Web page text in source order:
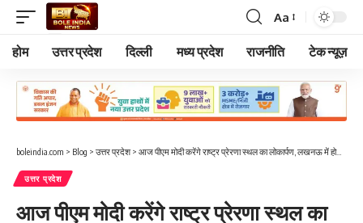
Font
Resizer
Aa
होम उत्तर प्रदेश दिल्ली मध्य प्रदेश राजनीति टेक न्यूज़
boleindia.com > Blog > उत्तर प्रदेश> आज पीएम मोदी करेंगे राष्ट्र प्रेरणा स्थल का लोकार्पण, लखनऊ में होगा भव्य आयोजन, जुटेंगे लाखों लोग
उत्तर प्रदेश
आज पीएम मोदी करेंगे राष्ट्र प्रेरणा स्थल का